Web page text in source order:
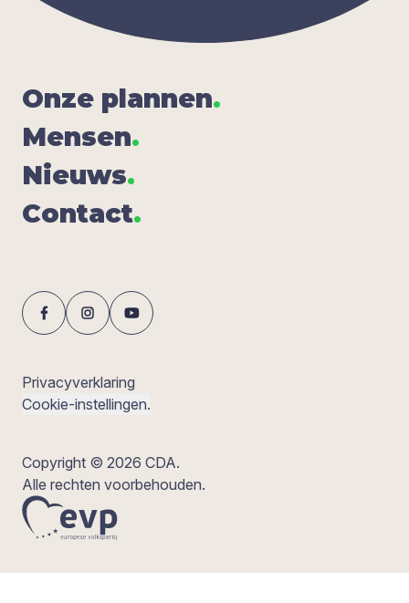
Onze plan­nen.
Men­sen.
Nieuws.
Con­tact.
Privacyverklaring
Cookie-instellingen.
Copyright © 2026 CDA.
Alle rechten voorbehouden.